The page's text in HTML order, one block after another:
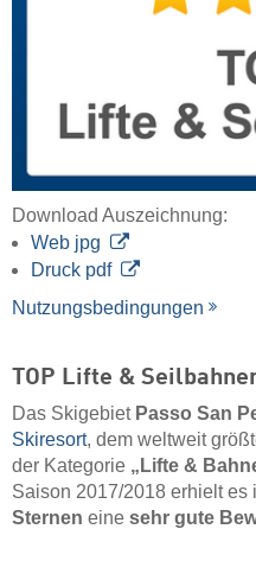
Download Auszeichnung:
Web jpg
Druck pdf
Nutzungsbedingungen
TOP Lifte &
Das Skigebiet Passo San
Skiresort, dem weltweit
der Kategorie „Lifte &
Saison 2017/2018 erhielt es
Sternen eine sehr gute